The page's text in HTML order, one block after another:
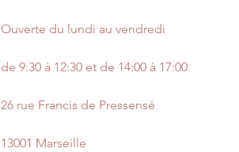
Ouverte du lundi au vendredi
de 9:30 à 12:30 et de 14:00 à 17:00
26 rue Francis de Pressensé
13001 Marseille